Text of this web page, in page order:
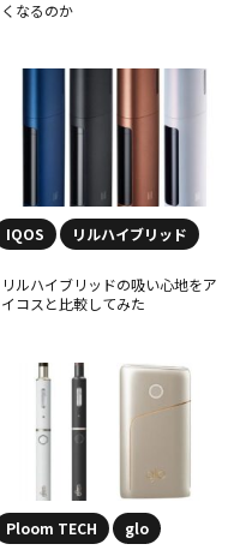
くなるのか
IQOS リルハイブリッド
リルハイブリッドの吸い心地をア
イコスと比較してみた
Ploom TECH glo